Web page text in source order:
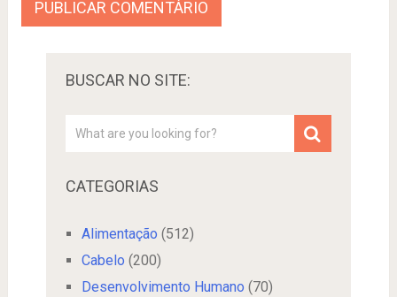
BUSCAR NO SITE:
CATEGORIAS
Alimentação (512)
Cabelo (200)
Desenvolvimento Humano (70)